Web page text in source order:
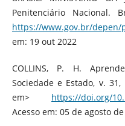
Penitenciário Nacional.
https://www.gov.br/depen/
em: 19 out 2022
COLLINS, P. H.
Sociedade e Estado, v.
em> https://doi.org/
Acesso em: 05 de agosto